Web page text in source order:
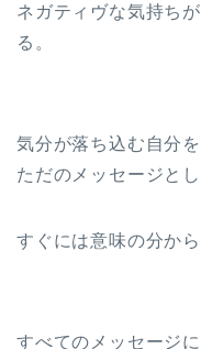
ネガティヴな気持ち
る。
気分が落ち込む自分
ただのメッセージと
すぐには意味の分か
すべてのメッセージ